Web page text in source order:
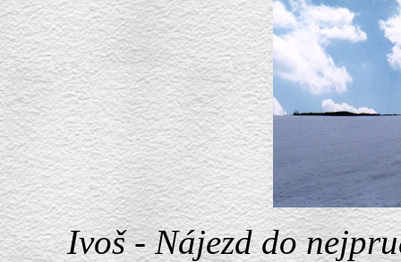
Ivoš - Nájezd do